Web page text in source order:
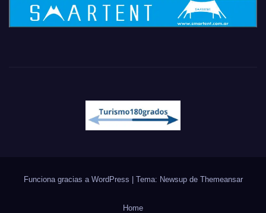
Funciona gracias a WordPress | Tema: Newsup de Themeansar
Home